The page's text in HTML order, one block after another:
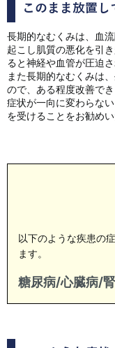
このまま放置し
長期的なむくみは、血
起こし肌質の悪化を引
ると神経や血管が圧迫
また長期的なむくみは
ので、ある程度改善で
症状が一向に変わらな
を受けることをお勧めい
以下のような疾患の
ます。
糖尿病/心臓病/